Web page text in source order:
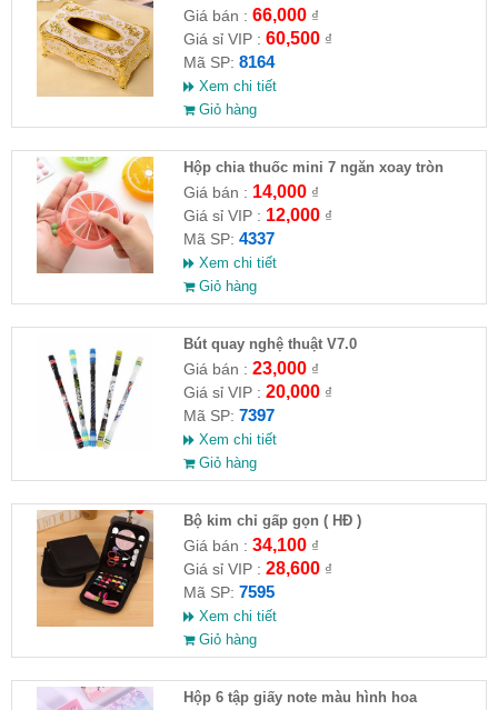
(HĐ )
Giá bán : 66,000₫
Giá sỉ VIP : 60,500₫
Mã SP: 8164
Xem chi tiết
Giỏ hàng
Hộp chia thuốc mini 7 ngăn xoay tròn
Giá bán : 14,000₫
Giá sỉ VIP : 12,000₫
Mã SP: 4337
Xem chi tiết
Giỏ hàng
Bút quay nghệ thuật V7.0
Giá bán : 23,000₫
Giá sỉ VIP : 20,000₫
Mã SP: 7397
Xem chi tiết
Giỏ hàng
Bộ kim chỉ gấp gọn ( HĐ )
Giá bán : 34,100₫
Giá sỉ VIP : 28,600₫
Mã SP: 7595
Xem chi tiết
Giỏ hàng
Hộp 6 tập giấy note màu hình hoa